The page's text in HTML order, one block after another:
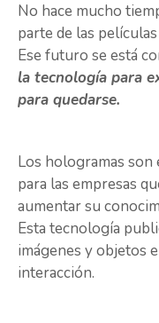
No hace mucho
parte de las
Ese futuro se está
la tecnología para
para quedarse.
Los hologramas
para las empresas
aumentar su
Esta tecnología
imágenes y objetos
interacción.